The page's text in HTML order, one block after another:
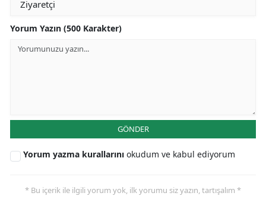
Yorum Yazın (500 Karakter)
GÖNDER
Yorum yazma kurallarını okudum ve kabul ediyorum
* Bu içerik ile ilgili yorum yok, ilk yorumu siz yazın, tartışalım *